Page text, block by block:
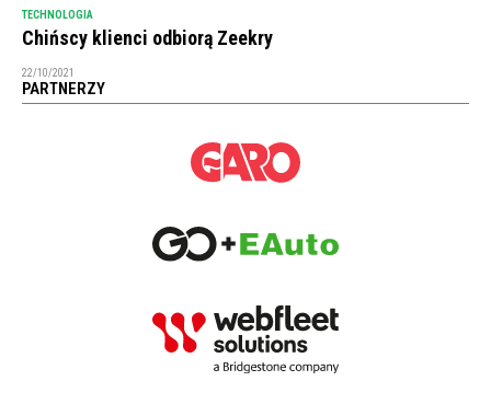
TECHNOLOGIA
Chińscy klienci odbiorą Zeekry
22/10/2021
PARTNERZY